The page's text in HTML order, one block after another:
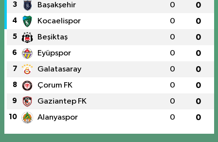
3 Başakşehir 0 0
4 Kocaelispor 0 0
5 Beşiktaş 0 0
6 Eyüpspor 0 0
7 Galatasaray 0 0
8 Çorum FK 0 0
9 Gaziantep FK 0 0
10 Alanyaspor 0 0